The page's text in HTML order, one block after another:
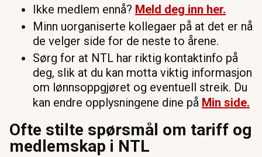
Ikke medlem ennå? Meld deg inn her.
Minn uorganiserte kollegaer på at det er nå
de velger side for de neste to årene.
Sørg for at NTL har riktig kontaktinfo på
deg, slik at du kan motta viktig informasjon
om lønnsoppgjøret og eventuell streik. Du
kan endre opplysningene dine på Min side.
Ofte stilte spørsmål om tariff og
medlemskap i NTL